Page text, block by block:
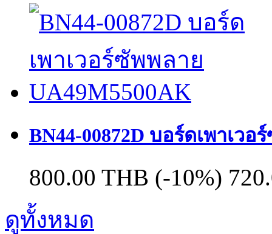
BN44-00872D บอร์ดเพาเว
800.00 THB (-10%)
ดูทั้งหมด